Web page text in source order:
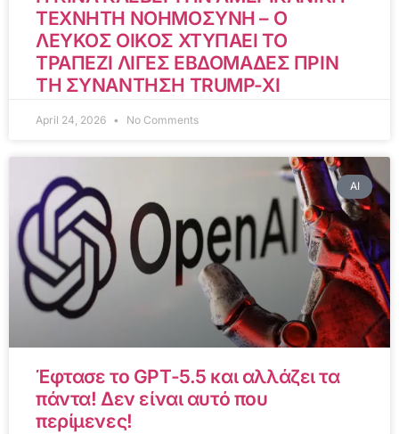
ΤΕΧΝΗΤΗ ΝΟΗΜΟΣΥΝΗ – Ο
ΛΕΥΚΟΣ ΟΙΚΟΣ ΧΤΥΠΑΕΙ ΤΟ
ΤΡΑΠΕΖΙ ΛΙΓΕΣ ΕΒΔΟΜΑΔΕΣ ΠΡΙΝ
ΤΗ ΣΥΝΑΝΤΗΣΗ TRUMP-XI
April 24, 2026 No Comments
AI
Έφτασε το GPT-5.5 και αλλάζει τα
πάντα! Δεν είναι αυτό που
περίμενες!